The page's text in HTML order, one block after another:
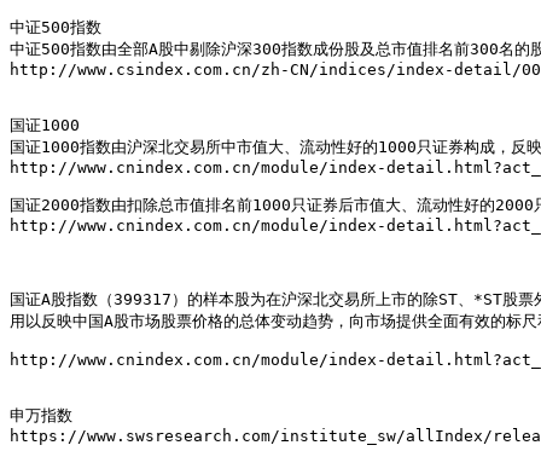
中证500指数
中证500指数由全部A股中剔除沪深300指数成份股及总市值排名前300名
http://www.csindex.com.cn/zh-CN/indices/index-detail/
国证1000
国证1000指数由沪深北交易所中市值大、流动性好的1000只证券构成，反
http://www.cnindex.com.cn/module/index-
国证2000指数由扣除总市值排名前1000只证券后市值大、流动性好的
http://www.cnindex.com.cn/module/index-
国证A股指数（399317）的样本股为在沪深北交易所上市的除ST、*ST股票
用以反映中国A股市场股票价格的总体变动趋势，向市场提供全面有效的标
http://www.cnindex.com.cn/module/index-
申万指数
https://www.swsresearch.com/institute_sw/allIndex/